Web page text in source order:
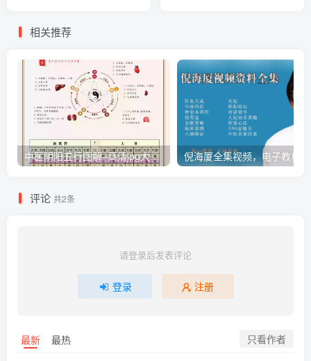
相关推荐
中医阴阳五行图解–高清jpg大图–带psd源文件
评论 共2条
请登录后发表评论
登录 注册
最新 最热 只看作者